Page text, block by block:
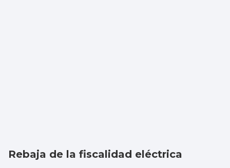
Rebaja de la fiscalidad eléctrica